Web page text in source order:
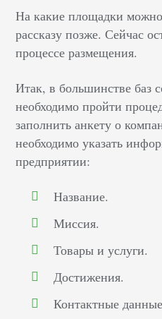
На какие площадки
рассказу позже. Сейчас
процессе размещения.
Итак, в большинстве
необходимо пройти
заполнить анкету о
необходимо указать
предприятии:
Название.
Миссия.
Товары и услуги.
Достижения.
Контактные